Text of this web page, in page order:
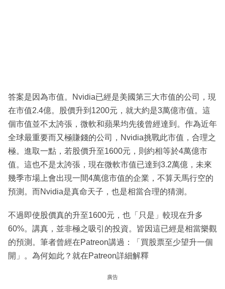
答案是因為市值。Nvidia已經是美國第三大市值的公司，現
在市值2.4億。股價升到1200元，就大約是3萬億市值。這
個市值並不太誇張，微軟和蘋果均先後曾經達到。作為近年
全球最重要而又極賺錢的公司，Nvidia挑戰此市值，合理之
極。進取一點，若股價升至1600元，則約相等於4萬億市
值。這也不是太誇張，現在微軟市值已達到3.2萬億，未來
幾季市場上會出現一間4萬億市值的企業，不算天馬行空的
預測。而Nvidia是真命天子，也是相當合理的猜測。
不過即使股價真的升至1600元，也「只是」較現在升多
60%。講真，並非極之吸引的投資。皆因這已經是相當樂觀
的預測。筆者曾經在Patreon講過：「買股票至少望升一個
開」。為何如此？就在Patreon詳細解釋
廣告